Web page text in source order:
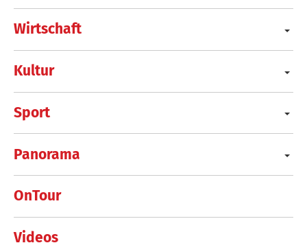
Wirtschaft
Kultur
Sport
Panorama
OnTour
Videos